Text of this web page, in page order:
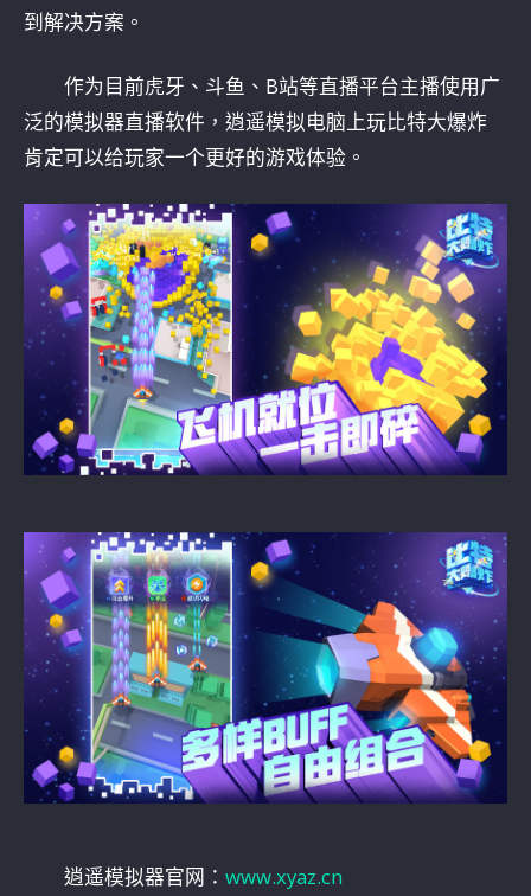
到解决方案。
作为目前虎牙、斗鱼、B站等直播平台主播使用广
泛的模拟器直播软件，逍遥模拟电脑上玩比特大爆炸
肯定可以给玩家一个更好的游戏体验。
逍遥模拟器官网： www.xyaz.cn